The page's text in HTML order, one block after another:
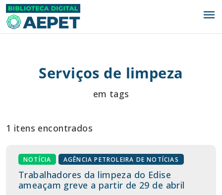
menu
Serviços de limpeza
em tags
1 itens encontrados
NOTÍCIA AGÊNCIA PETROLEIRA DE NOTÍCIAS
Trabalhadores da limpeza do Edise
ameaçam greve a partir de 29 de abril